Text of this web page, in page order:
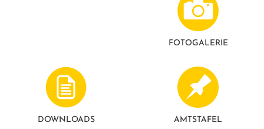
FOTO­GALERIE
DOWNLOADS AMTSTAFEL